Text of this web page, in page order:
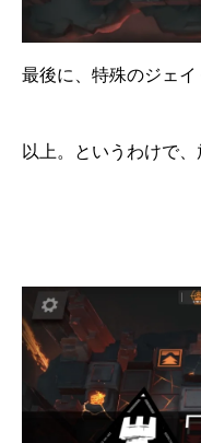
最後に、特殊のジェイ
以上。というわけで、